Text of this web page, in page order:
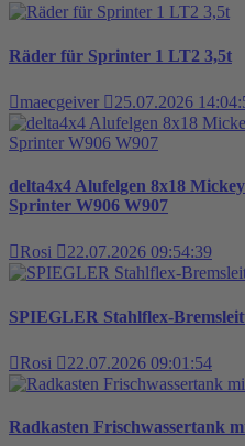
Räder für Sprinter 1 LT2 3,5t
maecgeiver 25.07.2026
delta4x4 Alufelgen 8x18
Sprinter W906 W907
Rosi 22.07.2026 09:54:39
SPIEGLER Stahlflex-
Rosi 22.07.2026 09:01:54
Radkasten Frischwassertank